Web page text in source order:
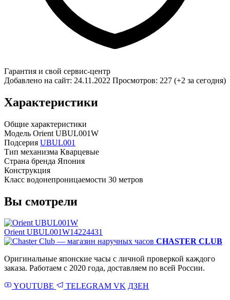
Гарантия и свой сервис-центр
Добавлено на сайт: 24.11.2022 Просмотров: 227 (+2 за сегодня)
Характеристики
Общие характеристики
Модель Orient UBUL001W
Подсерия UBUL001
Тип механизма Кварцевые
Страна бренда Япония
Конструкция
Класс водонепроницаемости 30 метров
Вы смотрели
Orient UBUL001W14224431
CHASTER CLUB
Оригинальные японские часы с личной проверкой каждого
заказа. Работаем с 2020 года, доставляем по всей России.
YOUTUBE TELEGRAM VK ДЗЕН